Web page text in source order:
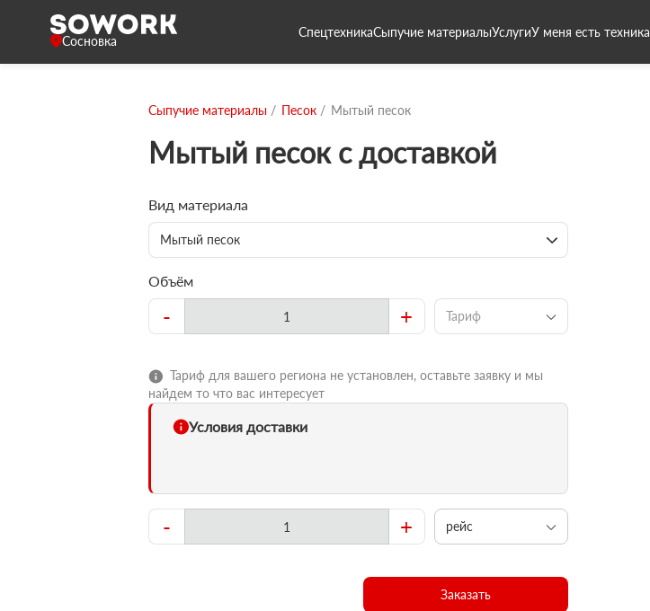
Сосновка
СпецтехникаСыпучие материалыУслугиУ меня есть техника
Сыпучие материалы Песок Мытый песок
Мытый песок с доставкой
Вид материала
Мытый песок
Объём
- + Тариф
Тариф для вашего региона не установлен, оставьте заявку и мы
найдем то что вас интересует
Условия доставки
- + рейс
Заказать